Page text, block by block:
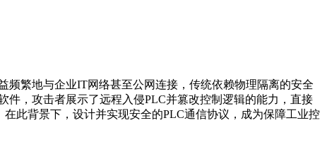
频繁地与企业IT网络甚至公网连接，传统依赖物理隔离的安全
件，攻击者展示了远程入侵PLC并篡改控制逻辑的能力，直接
此背景下，设计并实现安全的PLC通信协议，成为保障工业控